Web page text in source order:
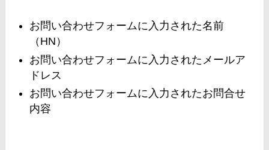
お問い合わせフォームに入力された名前
（HN）
お問い合わせフォームに入力されたメールア
ドレス
お問い合わせフォームに入力されたお問合せ
内容